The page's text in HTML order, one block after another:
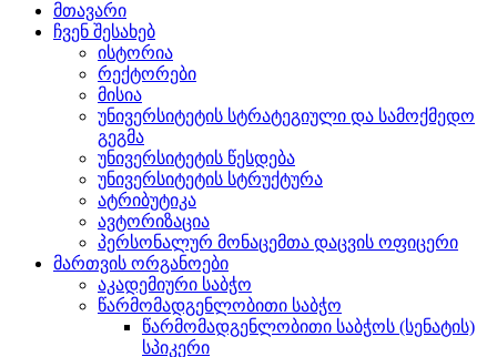
მთავარი
ჩვენ შესახებ
ისტორია
რექტორები
მისია
უნივერსიტეტის სტრატეგიული და სამოქმედო
გეგმა
უნივერსიტეტის წესდება
უნივერსიტეტის სტრუქტურა
ატრიბუტიკა
ავტორიზაცია
პერსონალურ მონაცემთა დაცვის ოფიცერი
მართვის ორგანოები
აკადემიური საბჭო
წარმომადგენლობითი საბჭო
წარმომადგენლობითი საბჭოს (სენატის)
სპიკერი